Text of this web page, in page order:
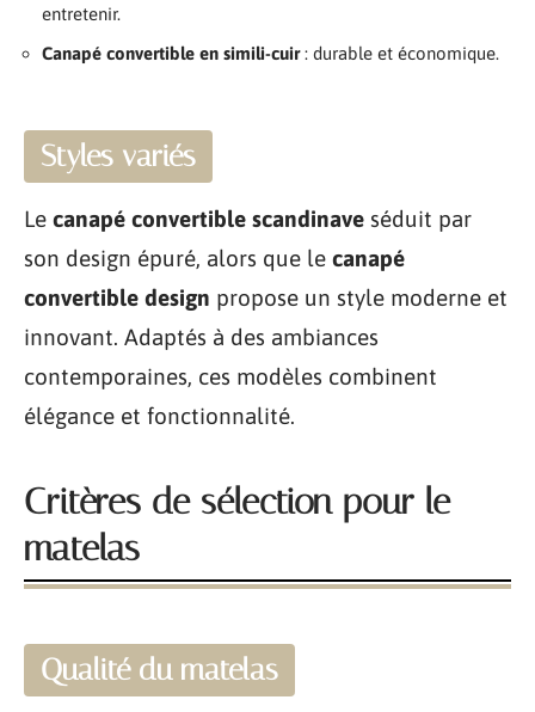
entretenir.
Canapé convertible en simili-cuir: durable et économique.
Styles variés
Le canapé convertible scandinave séduit par
son design épuré, alors que le canapé
convertible design propose un style moderne et
innovant. Adaptés à des ambiances
contemporaines, ces modèles combinent
élégance et fonctionnalité.
Critères de sélection pour le
matelas
Qualité du matelas